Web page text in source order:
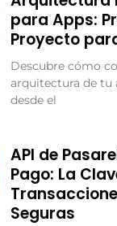
para Apps:
Proyecto
Descubre cómo
arquitectura de tu
desde el
API de
Pago: La
Seguras